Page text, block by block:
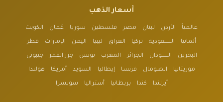
أسعار الذهب
عالمياً الأردن لبنان مصر فلسطين سوريا عُمان الكويت
ألمانيا السعودية تركيا العراق ليبيا اليمن الإمارات قطر
البحرين السودان الجزائر المغرب تونس جزر القمر جيبوتي
موريتانيا الصومال فرنسا إيطاليا السويد أمريكا هولندا
أيرلندا كندا بريطانيا أستراليا سويسرا